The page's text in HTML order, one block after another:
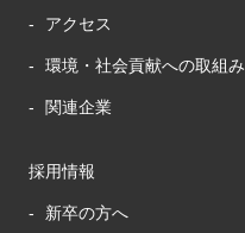
アクセス
環境・社会貢献への取組み
関連企業
採用情報
新卒の方へ